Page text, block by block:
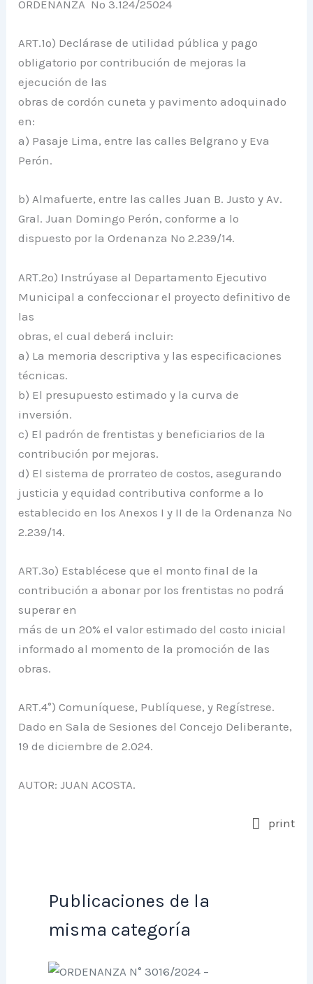
ORDENANZA Nº 3.124/25024
ART.1º) Declárase de utilidad pública y pago
obligatorio por contribución de mejoras la
ejecución de las
obras de cordón cuneta y pavimento adoquinado
en:
a) Pasaje Lima, entre las calles Belgrano y Eva
Perón.
b) Almafuerte, entre las calles Juan B. Justo y Av.
Gral. Juan Domingo Perón, conforme a lo
dispuesto por la Ordenanza Nº 2.239/14.
ART.2º) Instrúyase al Departamento Ejecutivo
Municipal a confeccionar el proyecto definitivo de
las
obras, el cual deberá incluir:
a) La memoria descriptiva y las especificaciones
técnicas.
b) El presupuesto estimado y la curva de
inversión.
c) El padrón de frentistas y beneficiarios de la
contribución por mejoras.
d) El sistema de prorrateo de costos, asegurando
justicia y equidad contributiva conforme a lo
establecido en los Anexos I y II de la Ordenanza Nº
2.239/14.
ART.3º) Establécese que el monto final de la
contribución a abonar por los frentistas no podrá
superar en
más de un 20% el valor estimado del costo inicial
informado al momento de la promoción de las
obras.
ART.4°) Comuníquese, Publíquese, y Regístrese.
Dado en Sala de Sesiones del Concejo Deliberante,
19 de diciembre de 2.024.
AUTOR: JUAN ACOSTA.
print
Publicaciones de la
misma categoría